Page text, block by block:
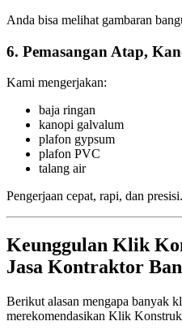
Anda bisa melihat gambaran
6. Pemasangan Atap,
Kami mengerjakan:
baja ringan
kanopi galvalum
plafon gypsum
plafon PVC
talang air
Pengerjaan cepat, rapi, dan presisi.
Keunggulan Klik
Jasa Kontraktor
Berikut alasan mengapa banyak
merekomendasikan Klik